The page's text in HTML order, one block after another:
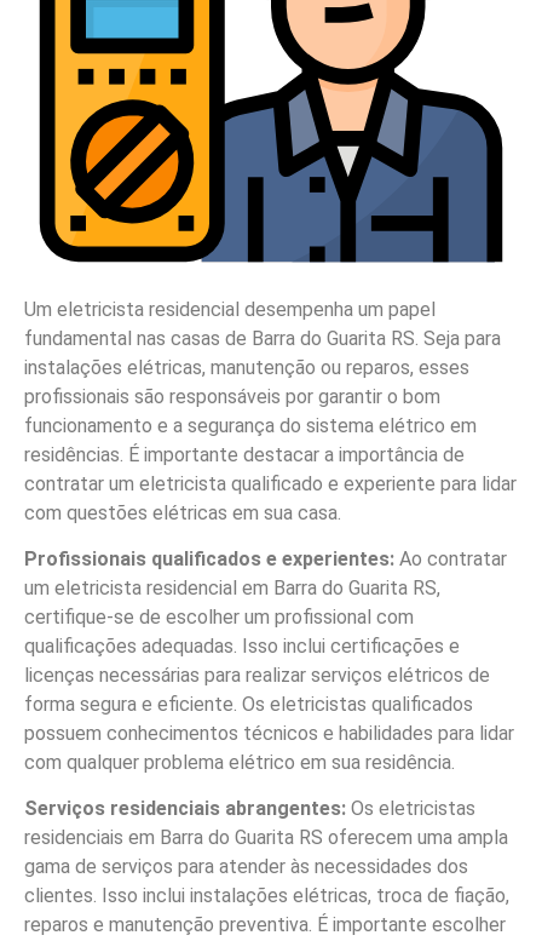
Um eletricista residencial desempenha um papel
fundamental nas casas de Barra do Guarita RS. Seja para
instalações elétricas, manutenção ou reparos, esses
profissionais são responsáveis por garantir o bom
funcionamento e a segurança do sistema elétrico em
residências. É importante destacar a importância de
contratar um eletricista qualificado e experiente para lidar
com questões elétricas em sua casa.
Profissionais qualificados e experientes: Ao contratar
um eletricista residencial em Barra do Guarita RS,
certifique-se de escolher um profissional com
qualificações adequadas. Isso inclui certificações e
licenças necessárias para realizar serviços elétricos de
forma segura e eficiente. Os eletricistas qualificados
possuem conhecimentos técnicos e habilidades para lidar
com qualquer problema elétrico em sua residência.
Serviços residenciais abrangentes: Os eletricistas
residenciais em Barra do Guarita RS oferecem uma ampla
gama de serviços para atender às necessidades dos
clientes. Isso inclui instalações elétricas, troca de fiação,
reparos e manutenção preventiva. É importante escolher